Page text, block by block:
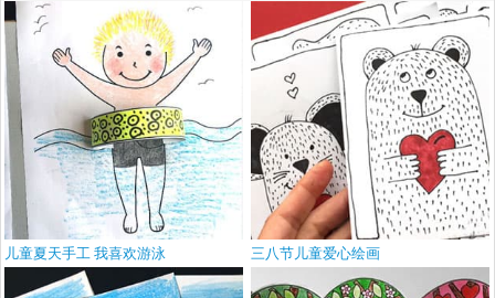
儿童夏天手工 我喜欢游泳 三八节儿童爱心绘画